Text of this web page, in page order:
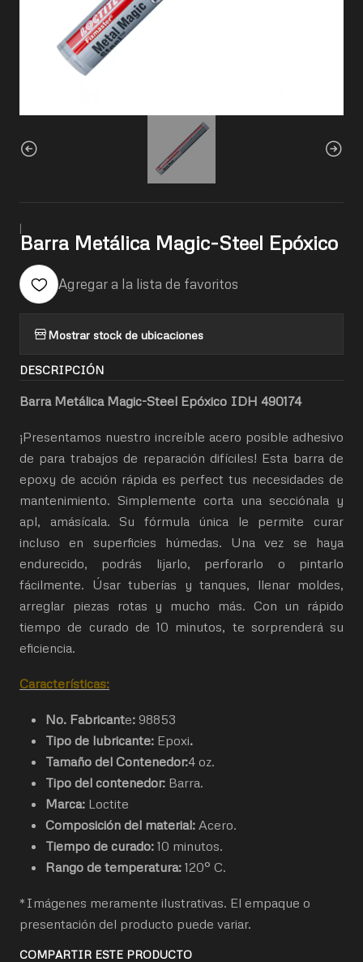
|
Barra Metálica Magic-Steel Epóxico
Agregar a la lista de favoritos
Mostrar stock de ubicaciones
DESCRIPCIÓN
Barra Metálica Magic-Steel Epóxico IDH 490174
¡Presentamos nuestro increíble acero posible adhesivo
de para trabajos de reparación difíciles! Esta barra de
epoxy de acción rápida es perfect tus necesidades de
mantenimiento. Simplemente corta una secciónala y
apl, amásícala. Su fórmula única le permite curar
incluso en superficies húmedas. Una vez se haya
endurecido, podrás lijarlo, perforarlo o pintarlo
fácilmente. Úsar tuberías y tanques, llenar moldes,
arreglar piezas rotas y mucho más. Con un rápido
tiempo de curado de 10 minutos, te sorprenderá su
eficiencia.
Características:
No. Fabricante: 98853
Tipo de lubricante: Epoxi.
Tamaño del Contenedor:4 oz.
Tipo del contenedor: Barra.
Marca: Loctite
Composición del material: Acero.
Tiempo de curado: 10 minutos.
Rango de temperatura: 120° C.
*Imágenes meramente ilustrativas. El empaque o
presentación del producto puede variar.
COMPARTIR ESTE PRODUCTO